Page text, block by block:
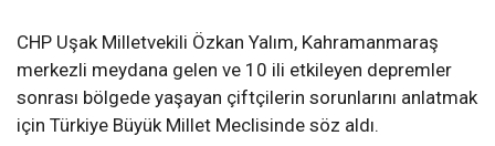
CHP Uşak Milletvekili Özkan Yalım, Kahramanmaraş
merkezli meydana gelen ve 10 ili etkileyen depremler
sonrası bölgede yaşayan çiftçilerin sorunlarını anlatmak
için Türkiye Büyük Millet Meclisinde söz aldı.